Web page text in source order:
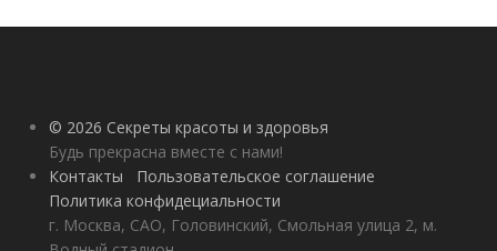
© 2026 Секреты красоты и здоровья
Будь прекрасна вместе с нами!
Контакты
Пользовательское соглашение
Политика конфидециальности
г. Москва, САО, Головинский, Смольная улица 2, м.